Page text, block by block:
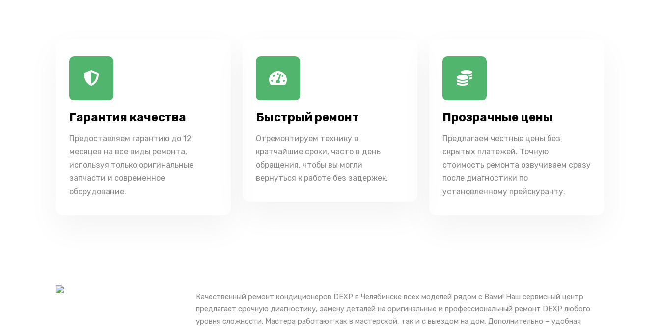
Гарантия качества
Предоставляем гарантию до 12
месяцев на все виды ремонта,
используя только оригинальные
запчасти и современное
оборудование.
Быстрый ремонт
Отремонтируем технику в
кратчайшие сроки, часто в день
обращения, чтобы вы могли
вернуться к работе без задержек.
Прозрачные цены
Предлагаем честные цены без
скрытых платежей. Точную
стоимость ремонта озвучиваем сразу
после диагностики по
установленному прейскуранту.
Качественный ремонт кондиционеров DEXP в Челябинске всех моделей рядом с Вами! Наш сервисный центр
предлагает срочную диагностику, замену деталей на оригинальные и профессиональный ремонт DEXP любого
уровня сложности. Мастера работают как в мастерской, так и с выездом на дом. Дополнительно – удобная